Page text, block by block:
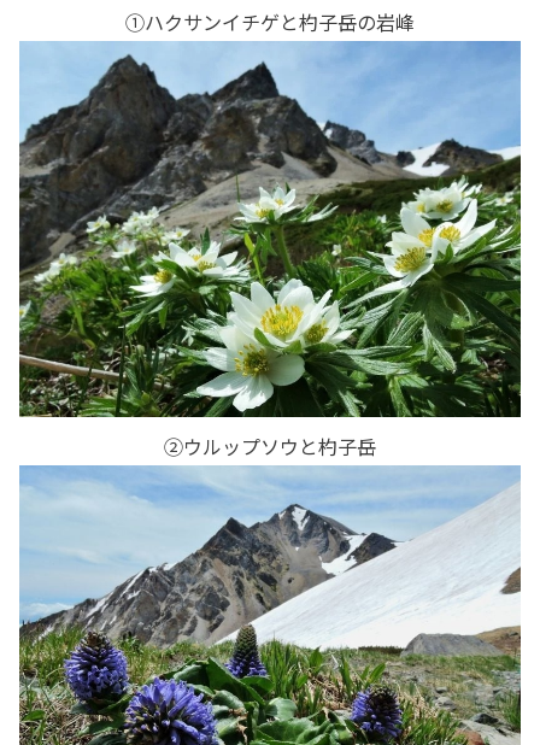
①ハクサンイチゲと杓子岳の岩峰
②ウルップソウと杓子岳